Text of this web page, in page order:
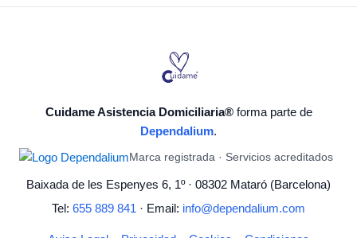
Cuidame Asistencia Domiciliaria®forma parte de
Dependalium.
Marca registrada · Servicios acreditados
Baixada de les Espenyes 6, 1º · 08302 Mataró (Barcelona)
Tel: 655 889 841 · Email: info@dependalium.com